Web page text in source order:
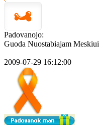
Padovanojo:
Guoda Nuostabiajam Meskiui
2009-07-29 16:12:00